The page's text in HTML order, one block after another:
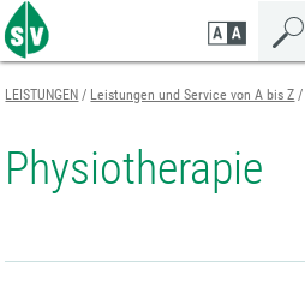
Zum
Seiteninhalt
springen
Zur
Navigation
springen
Zur
Mobilen
Navigation
springen
LEISTUNGEN Leistungen und Service von A bis Z
Physiotherapie